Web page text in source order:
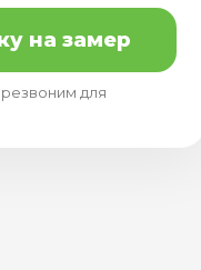
на замер
для